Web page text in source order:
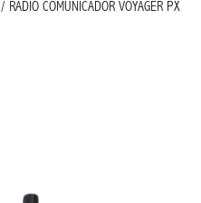
/ RADIO COMUNICADOR VOYAGER PX